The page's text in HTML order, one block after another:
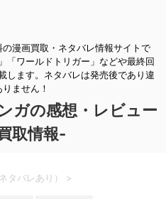
漫画買取・ネタバレ情報サイトで
「ワールドトリガー」などや最終回
します。ネタバレは発売後であり違
ません！
ガの感想・レビュー
取情報-
タバレあり） >